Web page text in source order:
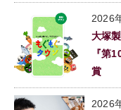
2026
大塚
『第
賞
2026